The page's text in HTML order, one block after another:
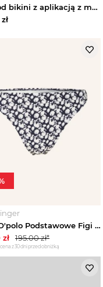
Góra od bikini z aplikacją z metką Marc O'Polo Ciemnoniebieski
zł
Marc O'polo Podstawowe Figi Bikini blau
zł 195.00zł*
z 30 dni przed obniżką